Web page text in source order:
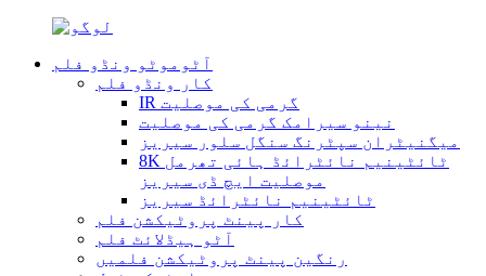
آٹوموٹو ونڈو فلم
کار ونڈو فلم
IR گرمی کی موصلیت
نینو سیرامک ​​گرمی کی موصلیت
میگنیٹران سپٹرنگ سنگل سلور سیریز
8K ٹائٹینیم نائٹرائڈ ہائی تھرمل
موصلیت ایچ ڈی سیریز
ٹائٹینیم نائٹرائڈ سیریز
کار پینٹ پروٹیکشن فلم
آٹو ہیڈلائٹ فلم
رنگین پینٹ پروٹیکشن فلمیں